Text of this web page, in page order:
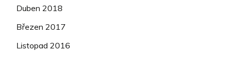
Duben 2018
Březen 2017
Listopad 2016